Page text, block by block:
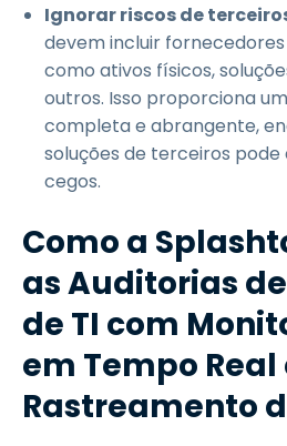
Ignorar riscos de
devem incluir
como ativos físicos,
outros. Isso proporciona
completa e abrangente,
soluções de terceiros
cegos.
Como a
as Auditorias
de TI com
em Tempo Real
Rastreamento